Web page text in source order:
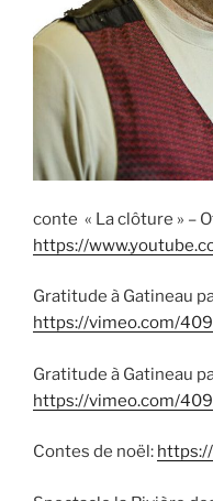
conte « La clôture » –
https://
Gratitude à Gatineau
https://vimeo.com/
Gratitude à Gatineau
https://vimeo.com/
Contes de noël: